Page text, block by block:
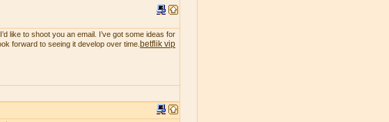
like to shoot you an email. I’ve got some ideas for
forward to seeing it develop over time. betflik vip